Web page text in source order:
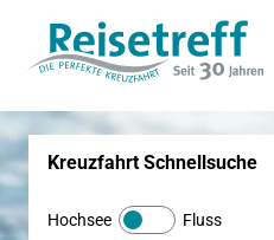
Kreuzfahrt Schnellsuche
Hochsee Fluss